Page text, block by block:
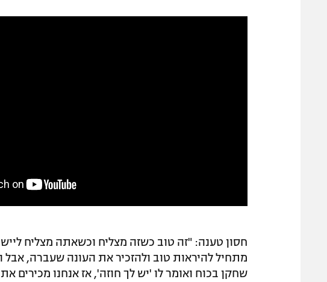
חסון טענה: "זה טוב כשזה מצליח וכשאתה מצליח
מתחיל להיראות טוב ולהזכיר את העונה שעברה,
שחקן בכוח ואומר לו 'יש לך חוזה', אז אנחנו מכירים